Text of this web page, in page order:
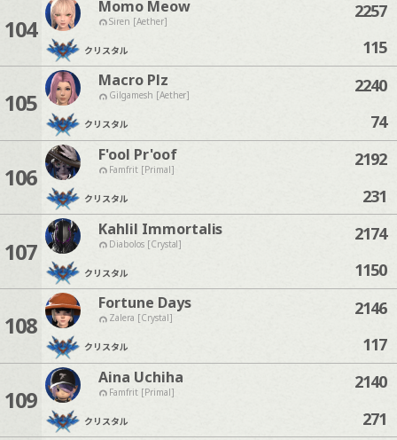
104
Momo Meow
Siren [Aether]
クリスタル
2257
115
105
Macro Plz
Gilgamesh [Aether]
クリスタル
2240
74
106
F'ool Pr'oof
Famfrit [Primal]
クリスタル
2192
231
107
Kahlil Immortalis
Diabolos [Crystal]
クリスタル
2174
1150
108
Fortune Days
Zalera [Crystal]
クリスタル
2146
117
109
Aina Uchiha
Famfrit [Primal]
クリスタル
2140
271